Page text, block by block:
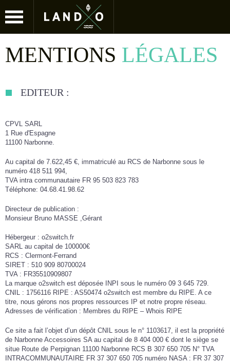
Jump to navigation
MENTIONS LÉGALES
EDITEUR :
CPVL SARL
1 Rue d'Espagne
11100 Narbonne.
Au capital de 7.622,45 €, immatriculé au RCS de Narbonne sous le
numéro 418 511 994,
TVA intra communautaire FR 95 503 823 783
Téléphone: 04.68.41.98.62
Directeur de publication :
Monsieur Bruno MASSE ,Gérant
Hébergeur : o2switch.fr
SARL au capital de 100000€
RCS : Clermont-Ferrand
SIRET : 510 909 80700024
TVA : FR35510909807
La marque o2switch est déposée INPI sous le numéro 09 3 645 729.
CNIL : 1756116 RIPE : AS50474 o2switch est membre du RIPE. A ce
titre, nous gérons nos propres ressources IP et notre propre réseau.
Adresses de vérification : Membres du RIPE – Whois RIPE
Ce site a fait l’objet d’un dépôt CNIL sous le n° 1103617, il est la propriété
de Narbonne Accessoires SA au capital de 8 404 000 € dont le siège se
situe Route de Perpignan 11100 Narbonne RCS B 307 650 705 N° TVA
INTRACOMMUNAUTAIRE FR 37 307 650 705 numéro NASA : FR 37 307